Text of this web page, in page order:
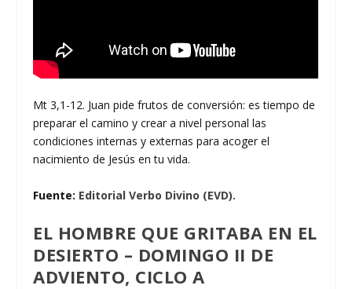
Mt 3,1-12. Juan pide frutos de conversión: es tiempo de
preparar el camino y crear a nivel personal las
condiciones internas y externas para acoger el
nacimiento de Jesús en tu vida.
Fuente: Editorial Verbo Divino (EVD).
EL HOMBRE QUE GRITABA EN EL
DESIERTO – DOMINGO II DE
ADVIENTO, CICLO A